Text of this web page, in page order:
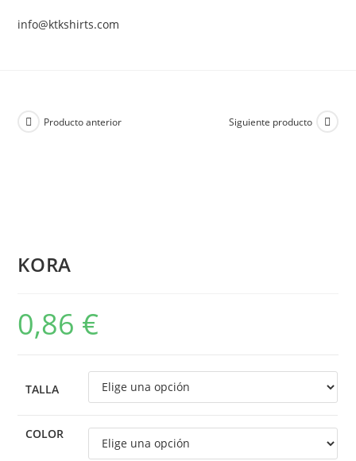
info@ktkshirts.com
Producto anterior Siguiente producto
KORA
0,86 €
TALLA
COLOR